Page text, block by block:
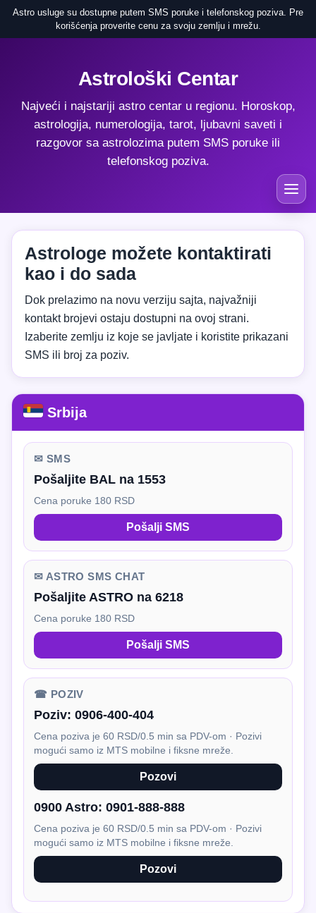
Astro usluge su dostupne putem SMS poruke i telefonskog poziva. Pre
korišćenja proverite cenu za svoju zemlju i mrežu.
Astrološki Centar
Najveći i najstariji astro centar u regionu. Horoskop,
astrologija, numerologija, tarot, ljubavni saveti i
razgovor sa astrolozima putem SMS poruke ili
telefonskog poziva.
Astrologe možete kontaktirati
kao i do sada
Dok prelazimo na novu verziju sajta, najvažniji
kontakt brojevi ostaju dostupni na ovoj strani.
Izaberite zemlju iz koje se javljate i koristite prikazani
SMS ili broj za poziv.
Srbija
✉ SMS
Pošaljite BAL na 1553
Cena poruke 180 RSD
Pošalji SMS
✉ ASTRO SMS CHAT
Pošaljite ASTRO na 6218
Cena poruke 180 RSD
Pošalji SMS
☎ POZIV
Poziv: 0906-400-404
Cena poziva je 60 RSD/0.5 min sa PDV-om · Pozivi
mogući samo iz MTS mobilne i fiksne mreže.
Pozovi
0900 Astro: 0901-888-888
Cena poziva je 60 RSD/0.5 min sa PDV-om · Pozivi
mogući samo iz MTS mobilne i fiksne mreže.
Pozovi